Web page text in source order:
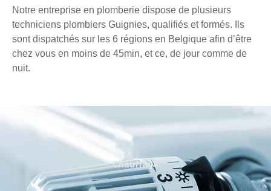
Notre entreprise en plomberie dispose de plusieurs
techniciens plombiers Guignies, qualifiés et formés. Ils
sont dispatchés sur les 6 régions en Belgique afin d’être
chez vous en moins de 45min, et ce, de jour comme de
nuit.
Chauffage